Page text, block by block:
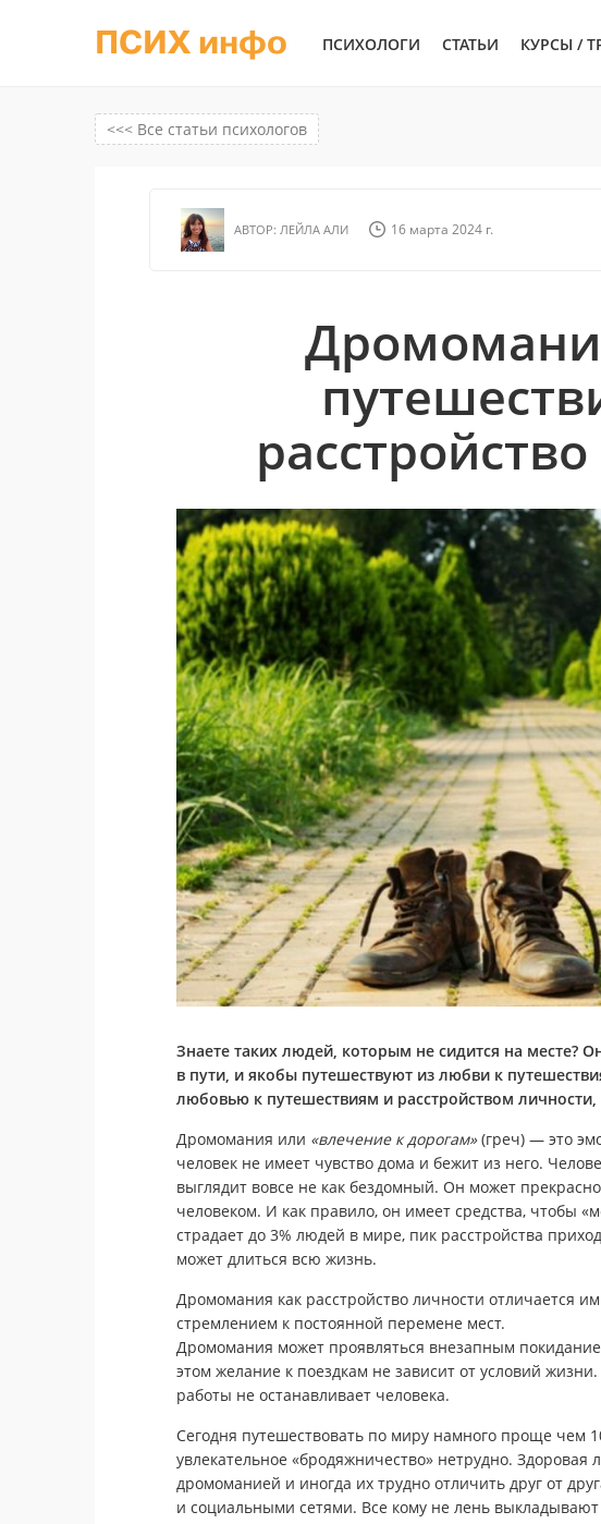
ПСИХ инфо ПСИХОЛОГИ СТАТЬИ КУРСЫ /
<<< Все статьи психологов
АВТОР: ЛЕЙЛА АЛИ 16 марта 2024 г.
Знаете таких людей, которым не сидится на месте?
в пути, и якобы путешествуют из любви к
любовью к путешествиям и расстройством
Дромомания или «влечение к дорогам»(греч) — это
человек не имеет чувство дома и бежит из него.
выглядит вовсе не как бездомный. Он может
человеком. И как правило, он имеет средства, чтобы
страдает до 3% людей в мире, пик расстройства
может длиться всю жизнь.
Дромомания как расстройство личности отличается
стремлением к постоянной перемене мест.
Дромомания может проявляться внезапным
этом желание к поездкам не зависит от условий
работы не останавливает человека.
Сегодня путешествовать по миру намного проще чем
увлекательное «бродяжничество» нетрудно.
дромоманией и иногда их трудно отличить друг от
и социальными сетями. Все кому не лень